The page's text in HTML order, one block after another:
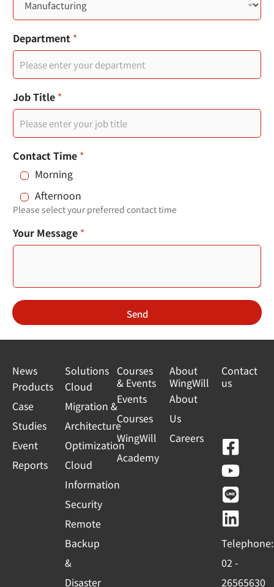
S
a
t
e
s
+
公
司
名
稱
門
您
的
姓
名
Department *
Job Title *
Contact Time *
Morning
Afternoon
Please select your preferred contact time
Your Message *
Send
News
Products
Case
Studies
Event
Reports
Solutions
Cloud
Migration &
Architecture
Optimization
Cloud
Information
Security
Remote
Backup
&
Disaster
Courses
& Events
Events
Courses
WingWill
Academy
About
WingWill
About
Us
Careers
Contact
us
F
a
c
e
b
o
o
k
Y
o
u
t
u
b
e
L
i
n
e
L
i
n
k
e
d
i
n
Telephone:
02 -
26565630